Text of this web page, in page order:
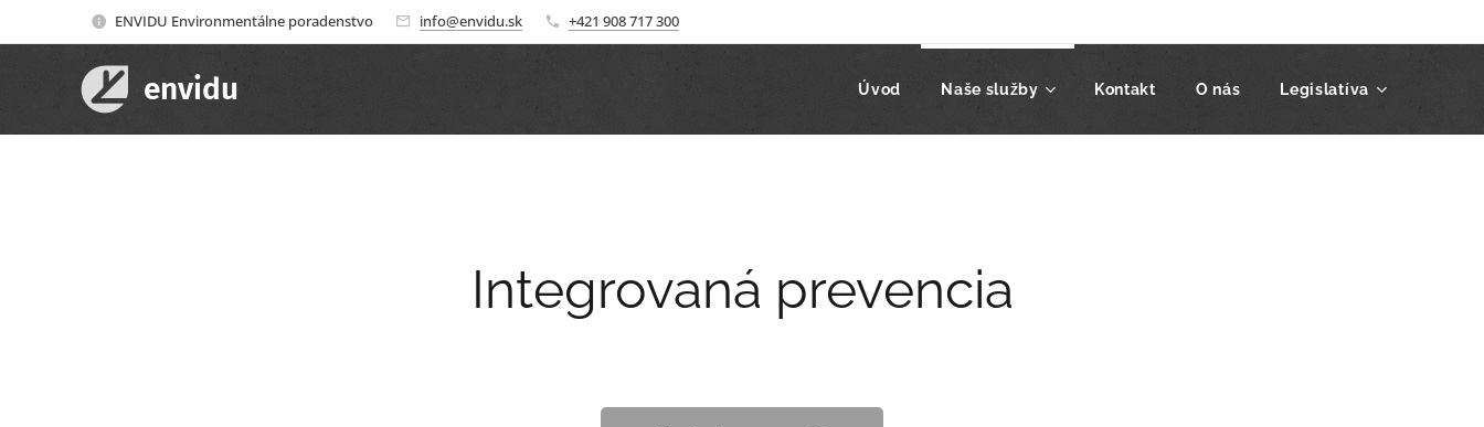
ENVIDU Environmentálne poradenstvo info@envidu.sk +421 908 717 300
envidu Úvod Naše služby Kontakt O nás Legislatíva
Integrovaná prevencia